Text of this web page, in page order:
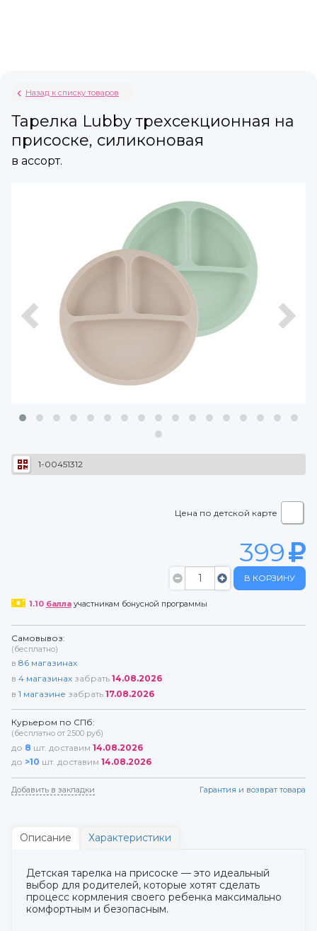
Назад к списку товаров
Тарелка Lubby трехсекционная на
присоске, силиконовая
в ассорт.
1-00451312
Цена по детской карте
399
В КОРЗИНУ
1.10 баллаучастникам бонусной программы
Самовывоз:
(бесплатно)
в 86 магазинах
в 4 магазинах забрать 14.08.2026
в 1 магазине забрать 17.08.2026
Курьером по СПб:
(бесплатно от 2500 руб)
до 8 шт. доставим 14.08.2026
до >10 шт. доставим 14.08.2026
Добавить в закладки Гарантия и возврат товара
Описание Характеристики
Детская тарелка на присоске — это идеальный
выбор для родителей, которые хотят сделать
процесс кормления своего ребенка максимально
комфортным и безопасным.